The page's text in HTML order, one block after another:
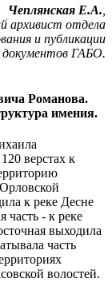
Чеплянская Е.А.
архивист отдела
и публикации
документов ГАБО.
Романова.
имения.
верстах к
к реке Десне
часть - к реке
выходила
часть
волостей.